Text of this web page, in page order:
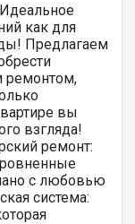
как для
Предлагаем
ремонтом,
вы
взгляда!
ремонт:
с любовью
система: